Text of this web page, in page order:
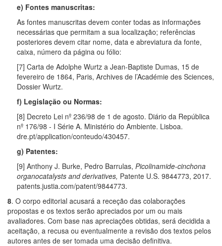
e) Fontes manuscritas:
As fontes manuscritas devem conter todas as informações
necessárias que permitam a sua localização; referências
posteriores devem citar nome, data e abreviatura da fonte,
caixa, número da página ou fólio:
[7] Carta de Adolphe Wurtz a Jean-Baptiste Dumas, 15 de
fevereiro de 1864, Paris, Archives de l’Académie des Sciences,
Dossier Wurtz.
f) Legislação ou Normas:
[8] Decreto Lei nº 236/98 de 1 de agosto. Diário da República
nº 176/98 - I Série A. Ministério do Ambiente. Lisboa.
dre.pt/application/conteudo/430457.
g) Patentes:
[9] Anthony J. Burke, Pedro Barrulas, Picolinamide-cinchona
organocatalysts and derivatives, Patente U.S. 9844773, 2017.
patents.justia.com/patent/9844773.
8. O corpo editorial acusará a receção das colaborações
propostas e os textos serão apreciados por um ou mais
avaliadores. Com base nas apreciações obtidas, será decidida a
aceitação, a recusa ou eventualmente a revisão dos textos pelos
autores antes de ser tomada uma decisão definitiva.